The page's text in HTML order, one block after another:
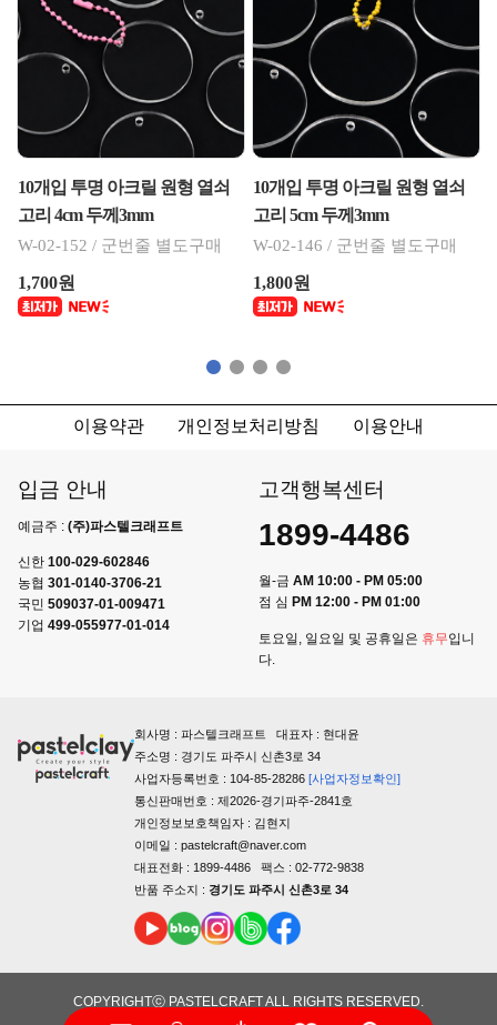
10개입 투명 아크릴 원형 열쇠
고리 4cm 두께3mm
W-02-152 / 군번줄 별도구매
1,700원
10개입 투명 아크릴 원형 열쇠
고리 5cm 두께3mm
W-02-146 / 군번줄 별도구매
1,800원
이용약관 개인정보처리방침 이용안내
입금 안내
예금주 : (주)파스텔크래프트
신한 100-029-602846
농협 301-0140-3706-21
국민 509037-01-009471
기업 499-055977-01-014
고객행복센터
1899-4486
월-금 AM 10:00 - PM 05:00
점 심 PM 12:00 - PM 01:00
토요일, 일요일 및 공휴일은 휴무입니
다.
회사명 : 파스텔크래프트 대표자 : 현대윤
주소명 : 경기도 파주시 신촌3로 34
사업자등록번호 : 104-85-28286 [사업자정보확인]
통신판매번호 : 제2026-경기파주-2841호
개인정보보호책임자 : 김현지
이메일 : pastelcraft@naver.com
대표전화 : 1899-4486 팩스 : 02-772-9838
반품 주소지 : 경기도 파주시 신촌3로 34
COPYRIGHTⓒ PASTELCRAFT ALL RIGHTS RESERVED.